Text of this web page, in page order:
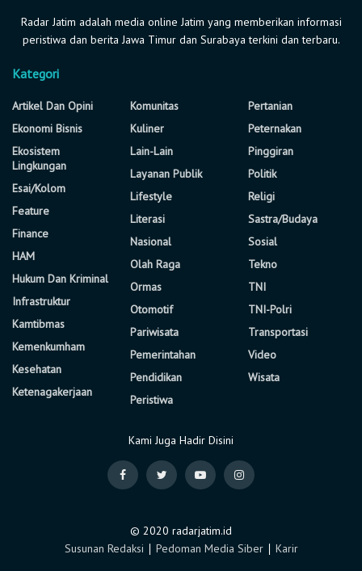
Radar Jatim adalah media online Jatim yang memberikan informasi
peristiwa dan berita Jawa Timur dan Surabaya terkini dan terbaru.
Kategori
Artikel Dan Opini
Ekonomi Bisnis
Ekosistem
Lingkungan
Esai/Kolom
Feature
Finance
HAM
Hukum Dan Kriminal
Infrastruktur
Kamtibmas
Kemenkumham
Kesehatan
Ketenagakerjaan
Komunitas
Kuliner
Lain-Lain
Layanan Publik
Lifestyle
Literasi
Nasional
Olah Raga
Ormas
Otomotif
Pariwisata
Pemerintahan
Pendidikan
Peristiwa
Pertanian
Peternakan
Pinggiran
Politik
Religi
Sastra/Budaya
Sosial
Tekno
TNI
TNI-Polri
Transportasi
Video
Wisata
Kami Juga Hadir Disini
© 2020 radarjatim.id
Susunan Redaksi ∣ Pedoman Media Siber∣ Karir